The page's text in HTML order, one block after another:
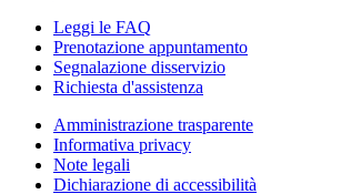
Leggi le FAQ
Prenotazione appuntamento
Segnalazione disservizio
Richiesta d'assistenza
Amministrazione trasparente
Informativa privacy
Note legali
Dichiarazione di accessibilità